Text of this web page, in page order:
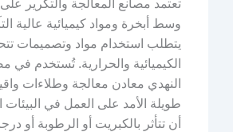
تعتمد مصانع المعالجة والتكرير
وسط أبخرة ومواد كيميائية عالية
يتطلب استخدام مواد وتصميمات
الكيميائية والحرارية. تُستخدم
النهدي معادن معالجة وطلاءات
طويلة الأمد على العمل في البيئات
أن تتأثر بالكبريت أو الرطوبة أو